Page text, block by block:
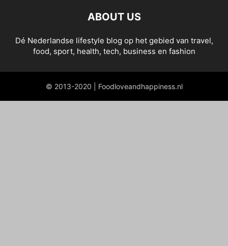
ABOUT US
Dé Nederlandse lifestyle blog op het gebied van travel,
food, sport, health, tech, business en fashion
© 2013-2020 | Foodloveandhappiness.nl